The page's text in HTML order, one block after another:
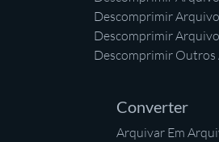
Descomprimir
Descomprimir
Descomprimir Outros
Converter
Arquivar Em